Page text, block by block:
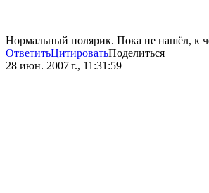
Нормальный полярик. Пока не нашёл, к
ОтветитьЦитироватьПоделиться
28 июн. 2007 г., 11:31:59